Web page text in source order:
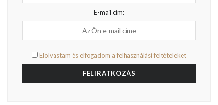
E-mail cím:
Elolvastam és elfogadom a felhasználási feltételeket